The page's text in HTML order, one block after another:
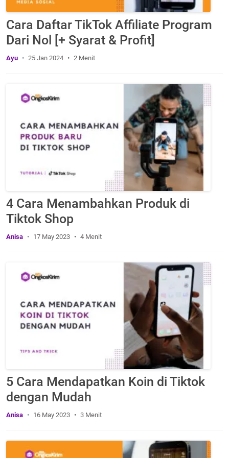
Cara Daftar TikTok Affiliate Program
Dari Nol [+ Syarat & Profit]
Ayu 25 Jan 2024 2 Menit
4 Cara Menambahkan Produk di
Tiktok Shop
Anisa 17 May 2023 4 Menit
5 Cara Mendapatkan Koin di Tiktok
dengan Mudah
Anisa 16 May 2023 3 Menit